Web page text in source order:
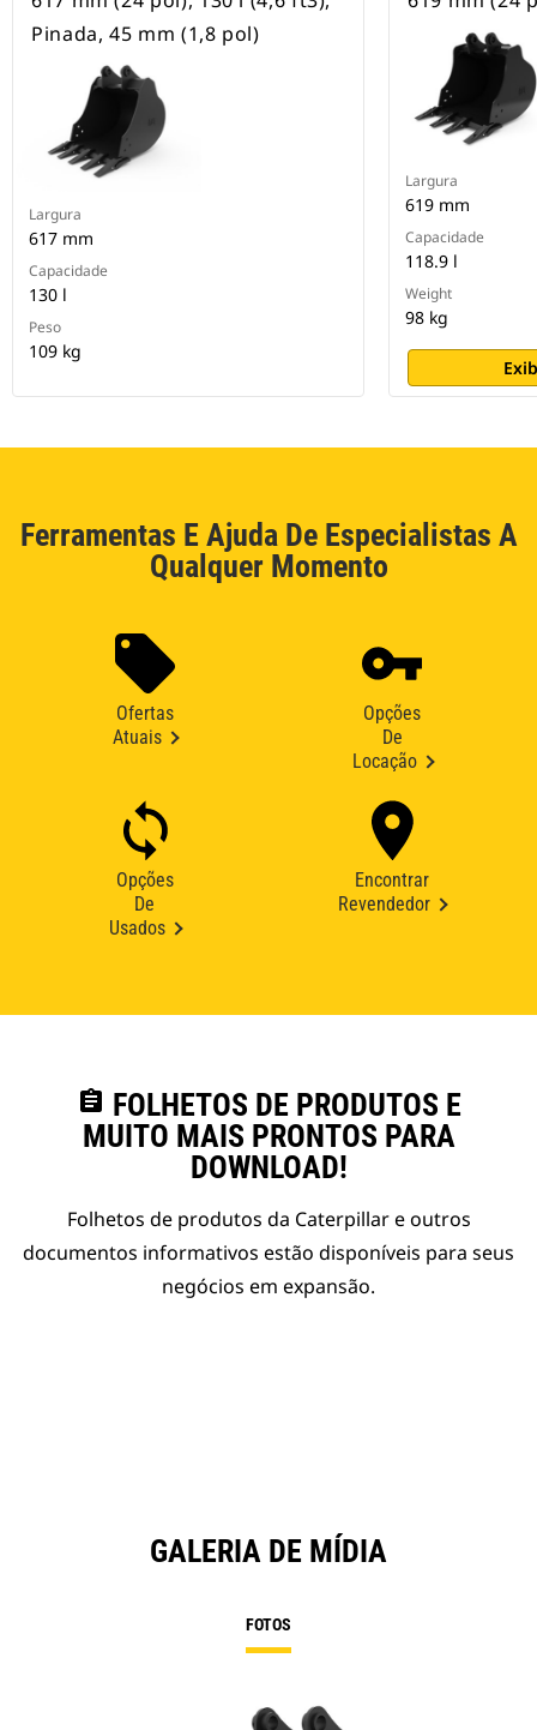
Pinada, 45 mm (1,8 pol)
Largura
617 mm
Capacidade
130 l
Peso
109 kg
Largura
619 mm
Capacidade
118.9 l
Weight
98 kg
Ferramentas E Ajuda De Especialistas A
Qualquer Momento
Ofertas
Atuais
Opções
De
Locação
Opções
De
Usados
Encontrar
Revendedor
assignment FOLHETOS DE PRODUTOS E
MUITO MAIS PRONTOS PARA
DOWNLOAD!
Folhetos de produtos da Caterpillar e outros
documentos informativos estão disponíveis para seus
negócios em expansão.
GALERIA DE MÍDIA
FOTOS